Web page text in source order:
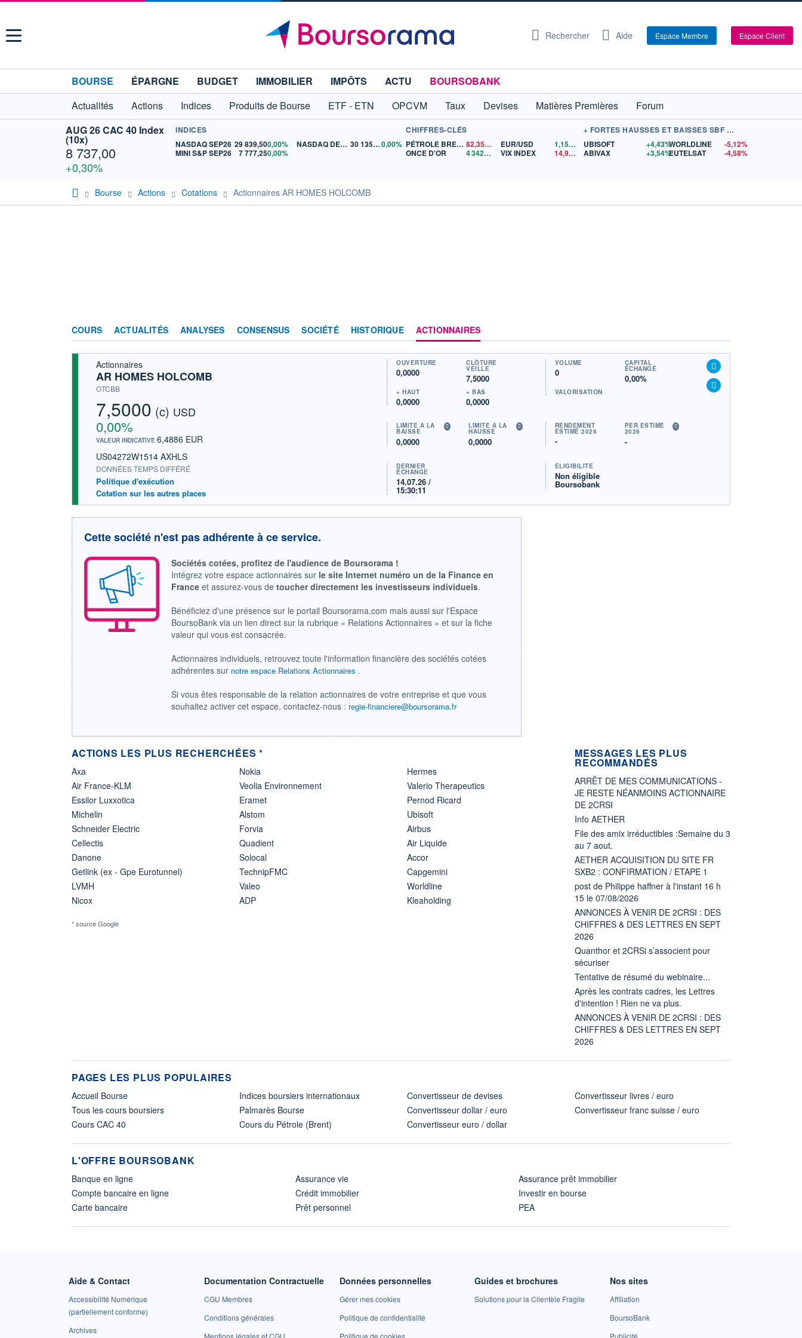
Menu Rechercher Aide Espace Membre Espace Client
BOURSE ÉPARGNE BUDGET IMMOBILIER IMPÔTS ACTU
BOURSOBANK
Actualités
Actions Indices Produits de Bourse ETF - ETN OPCVM Taux Devises Matières Premières
Forum
AUG 26 CAC 40 Index
(10x)
8 737,00
+0,30%
INDICES
NASDAQ SEP26 29 839,500,00%
MINI S&P SEP26
7 777,250,00%
NASDAQ DEC26 30 135,000,00%
CHIFFRES-CLÉS
PÉTROLE BRENT
82,35
$US
ONCE D'OR
4 342,26 $US
EUR/USD 1,1559
$US
VIX INDEX
14,90$US
+ FORTES HAUSSES ET BAISSES SBF 120
UBISOFT
+4,43%
ABIVAX
+3,54%
WORLDLINE
-5,12%
EUTELSAT
-4,58%
Bourse Actions Cotations Actionnaires AR HOMES HOLCOMB
COURS ACTUALITÉS ANALYSES CONSENSUS SOCIÉTÉ HISTORIQUE ACTIONNAIRES
Actionnaires
AR HOMES HOLCOMB
OTCBB
7,5000 (c) USD
0,00%
VALEUR INDICATIVE 6,4886 EUR
US04272W1514 AXHLS
DONNÉES TEMPS DIFFÉRÉ
Politique d'exécution
Cotation sur les autres places
OUVERTURE
0,0000
CLÔTURE
VEILLE
7,5000
+ HAUT
0,0000
+ BAS
0,0000
VOLUME
0
CAPITAL
ÉCHANGÉ
0,00%
VALORISATION
LIMITE À LA
BAISSE
0,0000
LIMITE À LA
HAUSSE
0,0000
RENDEMENT
ESTIMÉ 2026
-
PER ESTIMÉ
2026
-
DERNIER
ÉCHANGE
14.07.26 /
15:30:11
ÉLIGIBILITÉ
Non éligible
Boursobank
Cette société n'est pas adhérente à ce service.
Sociétés cotées, profitez de l'audience de Boursorama !
Intégrez votre espace actionnaires sur le site Internet numéro un de la Finance en
France et assurez-vous detoucher directement les investisseurs individuels.
Bénéficiez d'une présence sur le portail Boursorama.com mais aussi sur l'Espace
BoursoBank via un lien direct sur la rubrique « Relations Actionnaires » et sur la fiche
valeur qui vous est consacrée.
Actionnaires individuels, retrouvez toute l'information financière des sociétés cotées
adhérentes sur notre espace Relations Actionnaires .
Si vous êtes responsable de la relation actionnaires de votre entreprise et que vous
souhaitez activer cet espace, contactez-nous : regie-financiere@boursorama.fr
ACTIONS LES PLUS RECHERCHÉES *
Axa
Air France-KLM
Essilor Luxxotica
Michelin
Schneider Electric
Cellectis
Danone
Getlink (ex - Gpe Eurotunnel)
LVMH
Nicox
Nokia
Veolia Environnement
Eramet
Alstom
Forvia
Quadient
Solocal
TechnipFMC
Valeo
ADP
Hermes
Valerio Therapeutics
Pernod Ricard
Ubisoft
Airbus
Air Liquide
Accor
Capgemini
Worldline
Kleaholding
* source Google
MESSAGES LES PLUS
RECOMMANDÉS
ARRÊT DE MES COMMUNICATIONS -
JE RESTE NÉANMOINS ACTIONNAIRE
DE 2CRSI
Info AETHER
File des amix irréductibles :Semaine du 3
au 7 aout.
AETHER ACQUISITION DU SITE FR
SXB2 : CONFIRMATION / ETAPE 1
post de Philippe haffner à l'instant 16 h
15 le 07/08/2026
ANNONCES À VENIR DE 2CRSI : DES
CHIFFRES & DES LETTRES EN SEPT
2026
Quanthor et 2CRSi s’associent pour
sécuriser
Tentative de résumé du webinaire...
Après les contrats cadres, les Lettres
d'intention ! Rien ne va plus.
ANNONCES À VENIR DE 2CRSI : DES
CHIFFRES & DES LETTRES EN SEPT
2026
PAGES LES PLUS POPULAIRES
Accueil Bourse
Tous les cours boursiers
Cours CAC 40
Indices boursiers internationaux
Palmarès Bourse
Cours du Pétrole (Brent)
Convertisseur de devises
Convertisseur dollar / euro
Convertisseur euro / dollar
Convertisseur livres / euro
Convertisseur franc suisse / euro
L'OFFRE BOURSOBANK
Banque en ligne
Compte bancaire en ligne
Carte bancaire
Assurance vie
Crédit immobilier
Prêt personnel
Assurance prêt immobilier
Investir en bourse
PEA
Aide & Contact
Accessibilité Numérique
(partiellement conforme)
Archives
Documentation Contractuelle
CGU Membres
Conditions générales
Mentions légales et CGU
Données personnelles
Gérer mes cookies
Politique de confidentialité
Politique de cookies
Guides et brochures
Solutions pour la Clientèle Fragile
Nos sites
Affiliation
BoursoBank
Publicité